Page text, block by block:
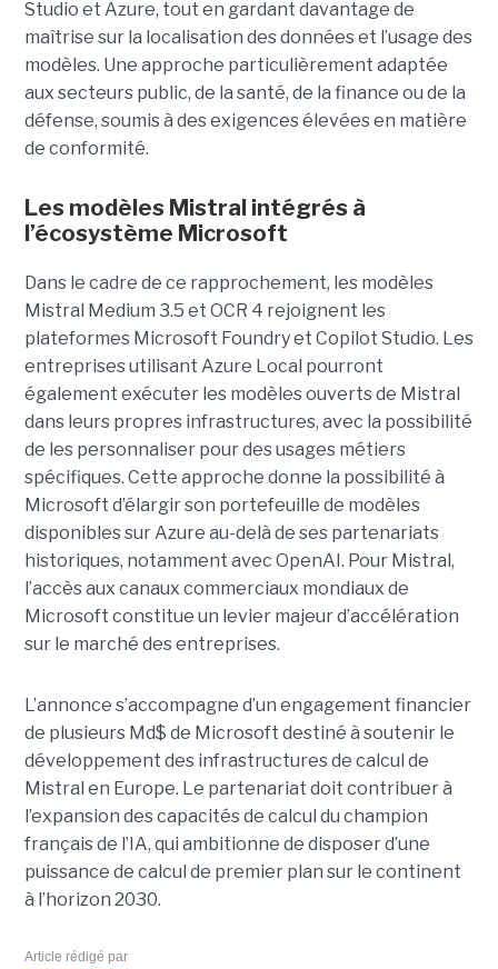
Studio et Azure, tout en gardant davantage de
maîtrise sur la localisation des données et l’usage des
modèles. Une approche particulièrement adaptée
aux secteurs public, de la santé, de la finance ou de la
défense, soumis à des exigences élevées en matière
de conformité.
Les modèles Mistral intégrés à
l’écosystème Microsoft
Dans le cadre de ce rapprochement, les modèles
Mistral Medium 3.5 et OCR 4 rejoignent les
plateformes Microsoft Foundry et Copilot Studio. Les
entreprises utilisant Azure Local pourront
également exécuter les modèles ouverts de Mistral
dans leurs propres infrastructures, avec la possibilité
de les personnaliser pour des usages métiers
spécifiques. Cette approche donne la possibilité à
Microsoft d’élargir son portefeuille de modèles
disponibles sur Azure au-delà de ses partenariats
historiques, notamment avec OpenAI. Pour Mistral,
l’accès aux canaux commerciaux mondiaux de
Microsoft constitue un levier majeur d’accélération
sur le marché des entreprises.
L’annonce s’accompagne d’un engagement financier
de plusieurs Md$ de Microsoft destiné à soutenir le
développement des infrastructures de calcul de
Mistral en Europe. Le partenariat doit contribuer à
l’expansion des capacités de calcul du champion
français de l’IA, qui ambitionne de disposer d’une
puissance de calcul de premier plan sur le continent
à l’horizon 2030.
Article rédigé par